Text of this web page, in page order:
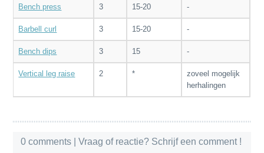
Bench press 3 15-20 -
Barbell curl 3 15-20 -
Bench dips 3 15 -
Vertical leg raise 2 *
zoveel mogelijk
herhalingen
0 comments
| Vraag of reactie? Schrijf een comment !